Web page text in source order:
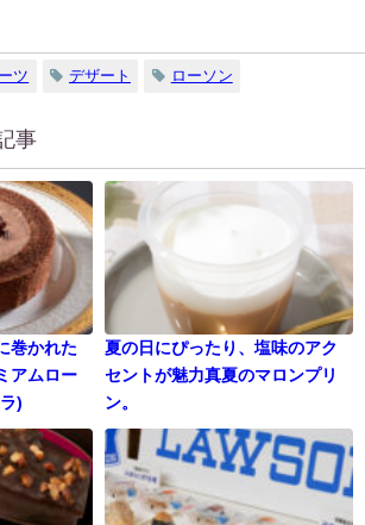
ツ デザート ローソン
事
巻かれた
アムロー
)
夏の日にぴったり、塩味のアク
セントが魅力真夏のマロンプリ
ン。